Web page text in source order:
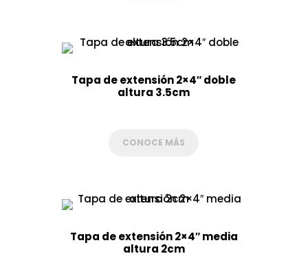
Tapa de extensión 2×4″ doble
altura 3.5cm
CONOCE MÁS
Tapa de extensión 2×4″ media
altura 2cm